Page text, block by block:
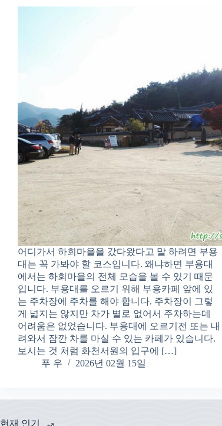
어디가서 하회마을을 갔다왔다고 말 하려면 부용
대는 꼭 가봐야 할 코스입니다. 왜냐하면 부용대
에서는 하회마을의 전체 모습을 볼 수 있기 때문
입니다. 부용대를 오르기 위해 부용카페 앞에 있
는 주차장에 주차를 해야 합니다. 주차장이 그렇
게 넓지는 않지만 차가 별로 없어서 주차하는데
어려움은 없었습니다. 부용대에 오르기전 또는 내
려와서 잠깐 차를 마실 수 있는 카페가 있습니다.
보시는 것 처럼 화천서원의 입구에 […]
푸 우
2026년 02월 15일
현재 인기